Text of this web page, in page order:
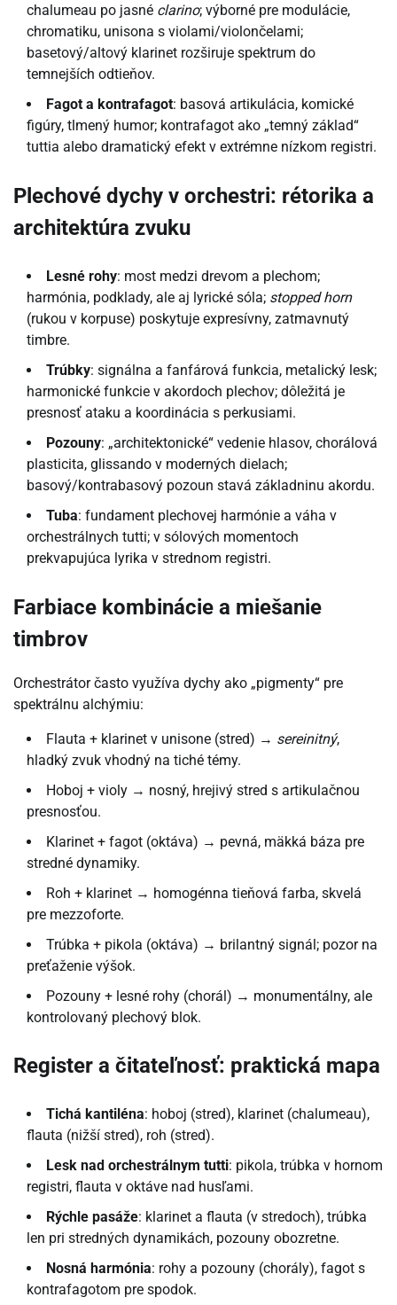
chalumeau po jasné clarino; výborné pre modulácie,
chromatiku, unisona s violami/violončelami;
basetový/altový klarinet rozširuje spektrum do
temnejších odtieňov.
Fagot a kontrafagot: basová artikulácia, komické
figúry, tlmený humor; kontrafagot ako „temný základ“
tuttia alebo dramatický efekt v extrémne nízkom registri.
Plechové dychy v orchestri: rétorika a
architektúra zvuku
Lesné rohy: most medzi drevom a plechom;
harmónia, podklady, ale aj lyrické sóla; stopped horn
(rukou v korpuse) poskytuje expresívny, zatmavnutý
timbre.
Trúbky: signálna a fanfárová funkcia, metalický lesk;
harmonické funkcie v akordoch plechov; dôležitá je
presnosť ataku a koordinácia s perkusiami.
Pozouny: „architektonické“ vedenie hlasov, chorálová
plasticita, glissando v moderných dielach;
basový/kontrabasový pozoun stavá základninu akordu.
Tuba: fundament plechovej harmónie a váha v
orchestrálnych tutti; v sólových momentoch
prekvapujúca lyrika v strednom registri.
Farbiace kombinácie a miešanie
timbrov
Orchestrátor často využíva dychy ako „pigmenty“ pre
spektrálnu alchýmiu:
Flauta + klarinet v unisone (stred) → sereinitný,
hladký zvuk vhodný na tiché témy.
Hoboj + violy → nosný, hrejivý stred s artikulačnou
presnosťou.
Klarinet + fagot (oktáva) → pevná, mäkká báza pre
stredné dynamiky.
Roh + klarinet → homogénna tieňová farba, skvelá
pre mezzoforte.
Trúbka + pikola (oktáva) → brilantný signál; pozor na
preťaženie výšok.
Pozouny + lesné rohy (chorál) → monumentálny, ale
kontrolovaný plechový blok.
Register a čitateľnosť: praktická mapa
Tichá kantiléna: hoboj (stred), klarinet (chalumeau),
flauta (nižší stred), roh (stred).
Lesk nad orchestrálnym tutti: pikola, trúbka v hornom
registri, flauta v oktáve nad husľami.
Rýchle pasáže: klarinet a flauta (v stredoch), trúbka
len pri stredných dynamikách, pozouny obozretne.
Nosná harmónia: rohy a pozouny (chorály), fagot s
kontrafagotom pre spodok.